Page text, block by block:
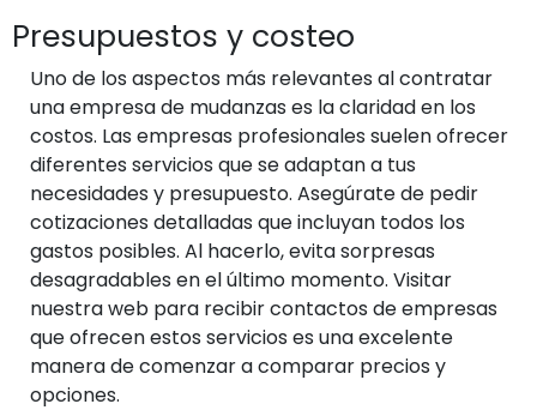
Presupuestos y costeo
Uno de los aspectos más relevantes al contratar
una empresa de mudanzas es la claridad en los
costos. Las empresas profesionales suelen ofrecer
diferentes servicios que se adaptan a tus
necesidades y presupuesto. Asegúrate de pedir
cotizaciones detalladas que incluyan todos los
gastos posibles. Al hacerlo, evita sorpresas
desagradables en el último momento. Visitar
nuestra web para recibir contactos de empresas
que ofrecen estos servicios es una excelente
manera de comenzar a comparar precios y
opciones.